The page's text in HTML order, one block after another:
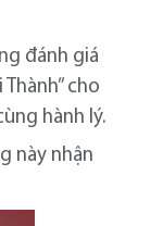
đánh giá
cho
hành lý.
này nhận